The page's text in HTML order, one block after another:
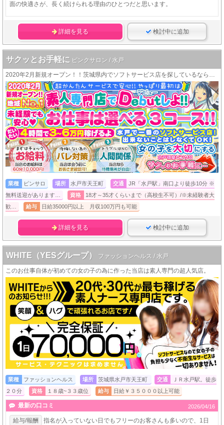
面の快適さが、長く続けられる理由のひとつだと思います。
詳細を見る 検討中に追加
サクッとお手軽に ピンクサロン / 水戸
2020年2月新規オープン！！茨城県内でソフトサービス店を探しているなら！ここ！！
業種 ピンサロ 場所 水戸市天王町 交通
JR「水戸駅」南口より徒歩10分 ※
無料送迎があります…
資格
18才～35才くらいまで（高校生不可）/※未経験者大
歓…
給与 日給35000円以上 月収100万円も可能
詳細を見る 検討中に追加
WHITE（YESグループ） ファッションヘルス / 水戸
このお仕事自体が初めての女の子の為に作った当店は素人専門の超人気店。
業種 ファッションヘルス 場所 茨城県水戸市天王町 交通
ＪＲ水戸駅。徒歩
２０分
資格 １８歳~３３歳位 給与 日給￥３５０００以上可能
最新の口コミ 2026/04/16
給与/報酬
指名が入っていない日でもフリーのお客さんも多いので、1日